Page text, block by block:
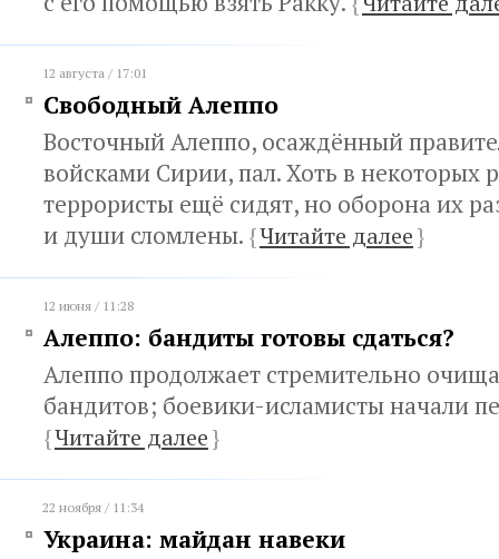
12 августа / 17:01
Свободный Алеппо
Восточный Алеппо, осаждённый
войсками Сирии, пал. Хоть в некоторых
террористы ещё сидят, но оборона их
и души сломлены. {Читайте далее}
12 июня / 11:28
Алеппо: бандиты готовы сдаться?
Алеппо продолжает стремительно
бандитов; боевики-исламисты начали
{Читайте далее}
22 ноября / 11:34
Украина: майдан навеки